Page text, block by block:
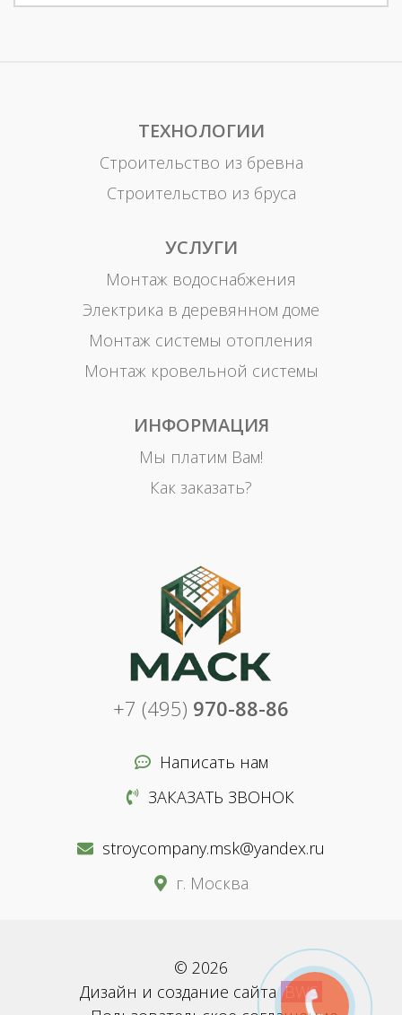
ТЕХНОЛОГИИ
Строительство из бревна
Строительство из бруса
УСЛУГИ
Монтаж водоснабжения
Электрика в деревянном доме
Монтаж системы отопления
Монтаж кровельной системы
ИНФОРМАЦИЯ
Мы платим Вам!
Как заказать?
+7 (495) 970-88-86
Написать нам
ЗАКАЗАТЬ ЗВОНОК
stroycompany.msk@yandex.ru
г. Москва
© 2026
Дизайн и создание сайтаBWS